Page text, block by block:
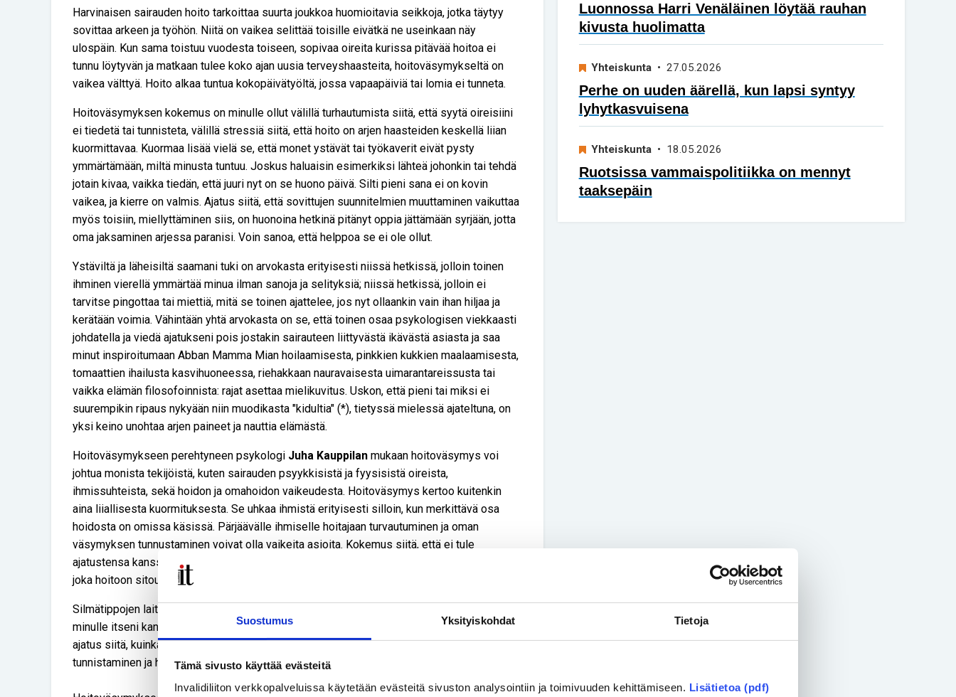
Suostumus Yksityiskohdat Tietoja
Tämä sivusto käyttää evästeitä
Invalidiliiton verkkopalveluissa käytetään evästeitä sivuston analysointiin ja toimivuuden kehittämiseen. Lisätietoa (pdf)
Harvinaisen sairauden hoito tarkoittaa suurta joukkoa huomioitavia seikkoja, jotka täytyy
sovittaa arkeen ja työhön. Niitä on vaikea selittää toisille eivätkä ne useinkaan näy
ulospäin. Kun sama toistuu vuodesta toiseen, sopivaa oireita kurissa pitävää hoitoa ei
tunnu löytyvän ja matkaan tulee koko ajan uusia terveyshaasteita, hoitoväsymykseltä on
vaikea välttyä. Hoito alkaa tuntua kokopäivätyöltä, jossa vapaapäiviä tai lomia ei tunneta.
Hoitoväsymyksen kokemus on minulle ollut välillä turhautumista siitä, että syytä oireisiini
ei tiedetä tai tunnisteta, välillä stressiä siitä, että hoito on arjen haasteiden keskellä liian
kuormittavaa. Kuormaa lisää vielä se, että monet ystävät tai työkaverit eivät pysty
ymmärtämään, miltä minusta tuntuu. Joskus haluaisin esimerkiksi lähteä johonkin tai tehdä
jotain kivaa, vaikka tiedän, että juuri nyt on se huono päivä. Silti pieni sana ei on kovin
vaikea, ja kierre on valmis. Ajatus siitä, että sovittujen suunnitelmien muuttaminen vaikuttaa
myös toisiin, miellyttäminen siis, on huonoina hetkinä pitänyt oppia jättämään syrjään, jotta
oma jaksaminen arjessa paranisi. Voin sanoa, että helppoa se ei ole ollut.
Ystäviltä ja läheisiltä saamani tuki on arvokasta erityisesti niissä hetkissä, jolloin toinen
ihminen vierellä ymmärtää minua ilman sanoja ja selityksiä; niissä hetkissä, jolloin ei
tarvitse pingottaa tai miettiä, mitä se toinen ajattelee, jos nyt ollaankin vain ihan hiljaa ja
kerätään voimia. Vähintään yhtä arvokasta on se, että toinen osaa psykologisen viekkaasti
johdatella ja viedä ajatukseni pois jostakin sairauteen liittyvästä ikävästä asiasta ja saa
minut inspiroitumaan Abban Mamma Mian hoilaamisesta, pinkkien kukkien maalaamisesta,
tomaattien ihailusta kasvihuoneessa, riehakkaan nauravaisesta uimarantareissusta tai
vaikka elämän filosofoinnista: rajat asettaa mielikuvitus. Uskon, että pieni tai miksi ei
suurempikin ripaus nykyään niin muodikasta "kidultia" (*), tietyssä mielessä ajateltuna, on
yksi keino unohtaa arjen paineet ja nauttia elämästä.
Hoitoväsymykseen perehtyneen psykologi Juha Kauppilan mukaan hoitoväsymys voi
johtua monista tekijöistä, kuten sairauden psyykkisistä ja fyysisistä oireista,
ihmissuhteista, sekä hoidon ja omahoidon vaikeudesta. Hoitoväsymys kertoo kuitenkin
aina liiallisesta kuormituksesta. Se uhkaa ihmistä erityisesti silloin, kun merkittävä osa
hoidosta on omissa käsissä. Pärjäävälle ihmiselle hoitajaan turvautuminen ja oman
väsymyksen tunnustaminen voivat olla vaikeita asioita. Kokemus siitä, että ei tule
ajatustensa kanssa kuulluksi ja ymmärretyksi tuhoavat sitten sen lopunkin motivaation,
joka hoitoon sitoutumiseen kenties on olemassa.
Silmätippojen laittovälin harventaminen tunnista kahteen ja varsinkin kolmeen tai neljään on
minulle itseni kanssa aina pienen juhlan paikka siitäkin huolimatta, että mielessä vilahtaa
ajatus siitä, kuinka pian tämä hoitoshow pitää taas aloittaa uudelleen. Hoitoväsymyksen
tunnistaminen ja hyväksyminen ovat avainasemassa tilanteen korjaamiseksi.
Luonnossa Harri Venäläinen löytää rauhan
kivusta huolimatta
Yhteiskunta• 27.05.2026
Perhe on uuden äärellä, kun lapsi syntyy
lyhytkasvuisena
Yhteiskunta• 18.05.2026
Ruotsissa vammaispolitiikka on mennyt
taaksepäin